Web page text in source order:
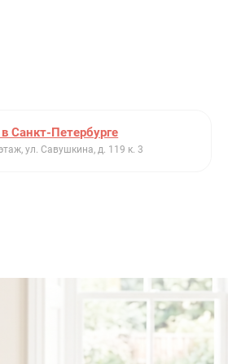
Санкт-Петербурге
ул. Савушкина, д. 119 к. 3